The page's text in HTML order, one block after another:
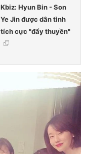
Kbiz: Hyun Bin - Son
Ye Jin được dân tình
tích cực "đẩy thuyền"